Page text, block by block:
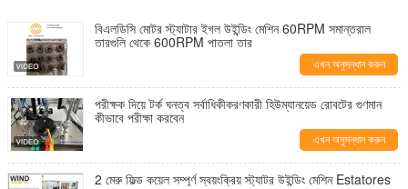
বিএলডিসি মোটর স্ট্যাটার ইগল উইন্ডিং মেশিন 60RPM সমান্তরাল
তারগুলি থেকে 600RPM পাতলা তার
এখন অনুসন্ধান করুন
পরীক্ষক দিয়ে টর্ক ঘনত্ব সর্বাধিকীকরণকারী হিউম্যানয়েড রোবটের গুণমান
কীভাবে পরীক্ষা করবেন
এখন অনুসন্ধান করুন
2 মেরু ফিল্ড কয়েল সম্পূর্ণ স্বয়ংক্রিয় স্ট্যাটর উইন্ডিং মেশিন Estatores